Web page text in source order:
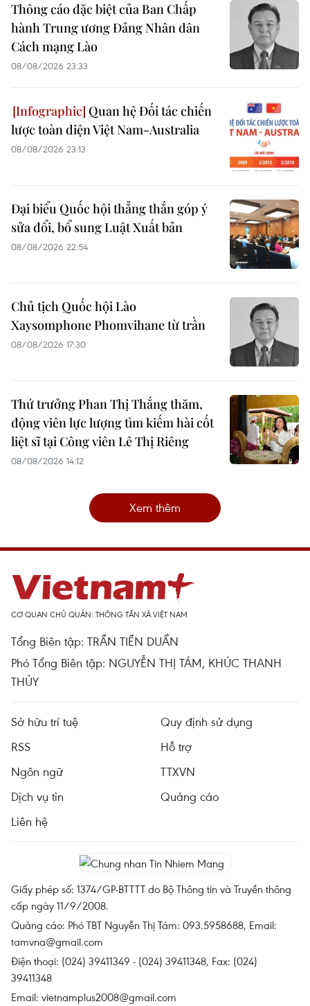
Thông cáo đặc biệt của Ban Chấp
hành Trung ương Đảng Nhân dân
Cách mạng Lào
08/08/2026 23:33
Quan hệ Đối tác chiến
lược toàn diện Việt Nam-Australia
08/08/2026 23:13
Đại biểu Quốc hội thẳng thắn góp ý
sửa đổi, bổ sung Luật Xuất bản
08/08/2026 22:54
Chủ tịch Quốc hội Lào
Xaysomphone Phomvihane từ trần
08/08/2026 17:30
Thứ trưởng Phan Thị Thắng thăm,
động viên lực lượng tìm kiếm hài cốt
liệt sĩ tại Công viên Lê Thị Riêng
08/08/2026 14:12
Xem thêm
CƠ QUAN CHỦ QUẢN: THÔNG TẤN XÃ VIỆT NAM
Tổng Biên tập: TRẦN TIẾN DUẨN
Phó Tổng Biên tập: NGUYỄN THỊ TÁM, KHÚC THANH
THỦY
Sở hữu trí tuệ
Quy định sử dụng
RSS
Hỗ trợ
Ngôn ngữ
TTXVN
Dịch vụ tin
Quảng cáo
Liên hệ
Giấy phép số: 1374/GP-BTTTT do Bộ Thông tin và Truyền thông
cấp ngày 11/9/2008.
Quảng cáo: Phó TBT Nguyễn Thị Tám: 093.5958688, Email:
tamvna@gmail.com
Điện thoại: (024) 39411349 - (024) 39411348, Fax: (024)
39411348
Email: vietnamplus2008@gmail.com